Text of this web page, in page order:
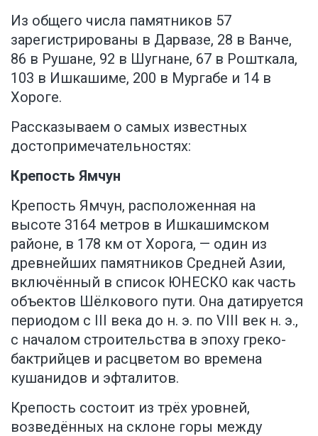
Из общего числа памятников 57
зарегистрированы в Дарвазе, 28 в Ванче,
86 в Рушане, 92 в Шугнане, 67 в Рошткала,
103 в Ишкашиме, 200 в Мургабе и 14 в
Хороге.
Рассказываем о самых известных
достопримечательностях:
Крепость Ямчун
Крепость Ямчун, расположенная на
высоте 3164 метров в Ишкашимском
районе, в 178 км от Хорога, — один из
древнейших памятников Средней Азии,
включённый в список ЮНЕСКО как часть
объектов Шёлкового пути. Она датируется
периодом с III века до н. э. по VIII век н. э.,
с началом строительства в эпоху греко-
бактрийцев и расцветом во времена
кушанидов и эфталитов.
Крепость состоит из трёх уровней,
возведённых на склоне горы между